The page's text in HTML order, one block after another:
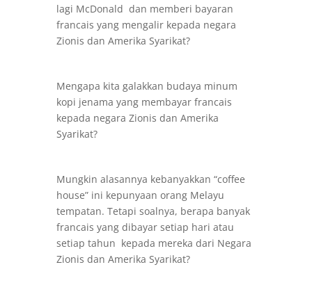
lagi McDonald dan memberi bayaran
francais yang mengalir kepada negara
Zionis dan Amerika Syarikat?
Mengapa kita galakkan budaya minum
kopi jenama yang membayar francais
kepada negara Zionis dan Amerika
Syarikat?
Mungkin alasannya kebanyakkan “coffee
house” ini kepunyaan orang Melayu
tempatan. Tetapi soalnya, berapa banyak
francais yang dibayar setiap hari atau
setiap tahun kepada mereka dari Negara
Zionis dan Amerika Syarikat?